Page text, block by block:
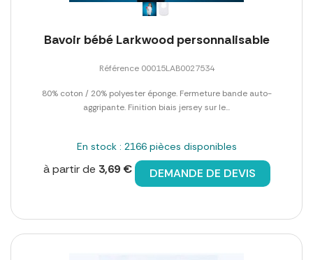
Bavoir bébé Larkwood personnalisable
Référence 00015LAB0027534
80% coton / 20% polyester éponge. Fermeture bande auto-
aggripante. Finition biais jersey sur le...
En stock : 2166 pièces disponibles
à partir de 3,69 € DEMANDE DE DEVIS